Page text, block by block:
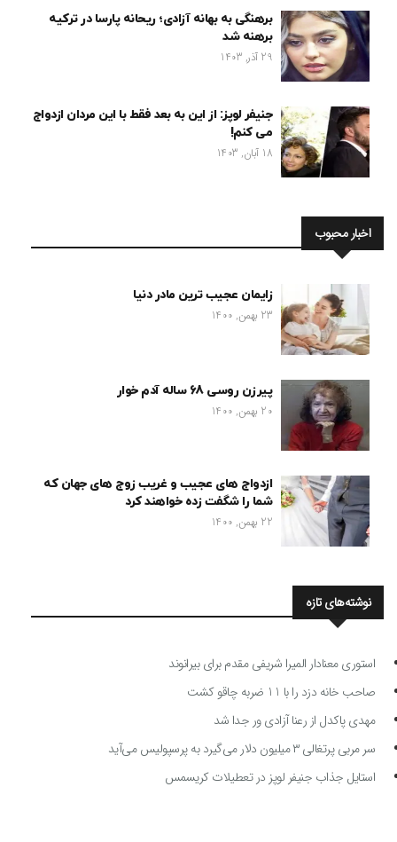
برهنگی به بهانه آزادی؛ ریحانه پارسا در ترکیه
برهنه شد
29 آذر, 1403
جنیفر لوپز: از این به بعد فقط با این مردان ازدواج
می کنم!
18 آبان, 1403
اخبار محبوب
زایمان عجیب ترین مادر دنیا
23 بهمن, 1400
پیرزن روسی 68 ساله آدم خوار
20 بهمن, 1400
ازدواج های عجیب و غریب زوج های جهان که
شما را شگفت زده خواهند کرد
22 بهمن, 1400
نوشته‌های تازه
استوری معنادار المیرا شریفی مقدم برای بیرانوند
صاحب خانه دزد را با 11 ضربه چاقو کشت
مهدی پاکدل از رعنا آزادی ور جدا شد
سر مربی پرتغالی ۳ میلیون دلار می‌گیرد به پرسپولیس می‌آید
استایل جذاب جنیفر لوپز در تعطیلات کریسمس